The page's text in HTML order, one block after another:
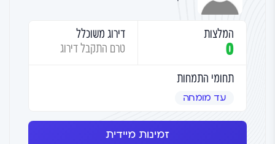
המלצות
0
דירוג משוכלל
טרם התקבל דירוג
תחומי התמחות
עד מומחה
זמינות מיידית